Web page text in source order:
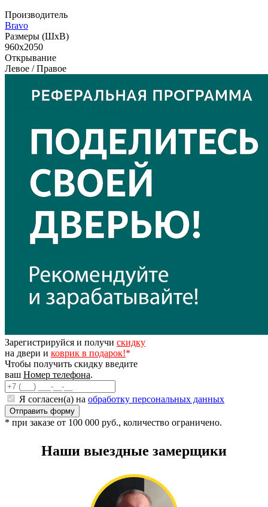
Производитель
Bravo
Размеры (ШxВ)
960x2050
Открывание
Левое / Правое
Зарегистрируйся и получи скидку
на двери и коврик в подарок!*
Чтобы получить скидку введите
ваш Номер телефона.
Я согласен(а) на обработку персональных данных
* при заказе от 100 000 руб., количество ограничено.
Наши выездные замерщики